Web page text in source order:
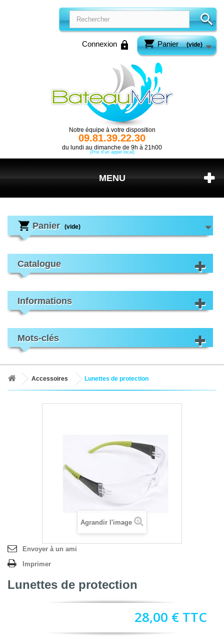
Panier (vide)
Connexion
Notre équipe à votre disposition
09.81.39.22.30
du lundi au dimanche de 9h à 21h00
(Prix d'un appel local)
MENU
Panier (vide)
Catalogue
Informations
Mots-clés
Accessoires Lunettes de protection
Agrandir l'image
Envoyer à un ami
Imprimer
Lunettes de protection
28,00 € TTC